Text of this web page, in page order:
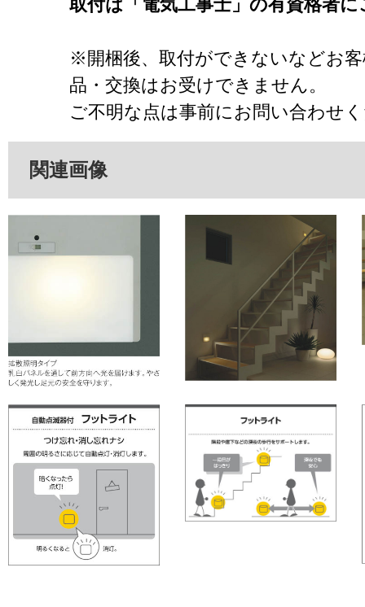
取付は「電気工事士」の有資格者
※開梱後、取付ができないなどお
品・交換はお受けできません。
ご不明な点は事前にお問い合わせ
関連画像